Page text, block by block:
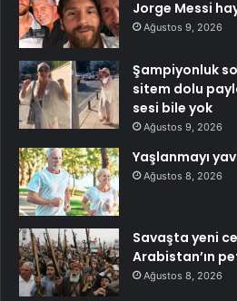
Jorge Messi
Ağustos 9, 2026
Şampiyonluk
sitem dolu
sesi bile yok
Ağustos 9, 2026
Yaşlanmayı
Ağustos 8, 2026
Savaşta yeni
Arabistan’ın
Ağustos 8, 2026